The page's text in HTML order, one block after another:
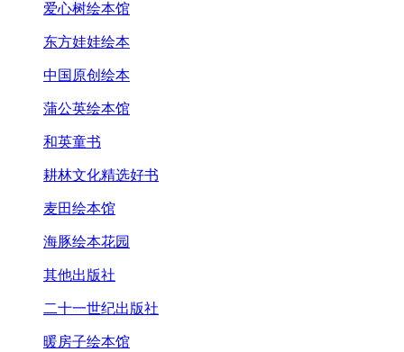
爱心树绘本馆
东方娃娃绘本
中国原创绘本
蒲公英绘本馆
和英童书
耕林文化精选好书
麦田绘本馆
海豚绘本花园
其他出版社
二十一世纪出版社
暖房子绘本馆